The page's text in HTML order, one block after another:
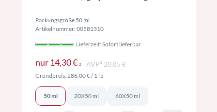
Packungsgröße 50 ml
Artikelnummer: 00581310
Lieferzeit: Sofort lieferbar
nur 14,30 € 2Preise inkl. MwSt. ggf. zzgl. Versand
AVP² 20,85 €
Grundpreis:286,00 €/ 1 l 2Preise inkl. MwSt. ggf. zzgl. Versand
50 ml 20X50 ml 60X50 ml